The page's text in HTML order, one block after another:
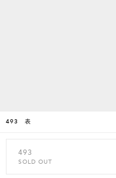
493 表
493
SOLD OUT